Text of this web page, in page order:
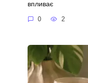
впливає
0 2